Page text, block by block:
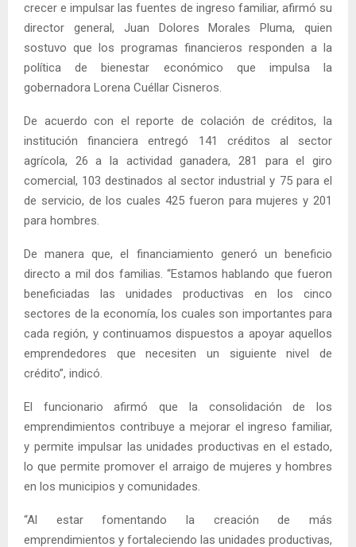
crecer e impulsar las fuentes de ingreso familiar, afirmó su
director general, Juan Dolores Morales Pluma, quien
sostuvo que los programas financieros responden a la
política de bienestar económico que impulsa la
gobernadora Lorena Cuéllar Cisneros.
De acuerdo con el reporte de colación de créditos, la
institución financiera entregó 141 créditos al sector
agrícola, 26 a la actividad ganadera, 281 para el giro
comercial, 103 destinados al sector industrial y 75 para el
de servicio, de los cuales 425 fueron para mujeres y 201
para hombres.
De manera que, el financiamiento generó un beneficio
directo a mil dos familias. “Estamos hablando que fueron
beneficiadas las unidades productivas en los cinco
sectores de la economía, los cuales son importantes para
cada región, y continuamos dispuestos a apoyar aquellos
emprendedores que necesiten un siguiente nivel de
crédito”, indicó.
El funcionario afirmó que la consolidación de los
emprendimientos contribuye a mejorar el ingreso familiar,
y permite impulsar las unidades productivas en el estado,
lo que permite promover el arraigo de mujeres y hombres
en los municipios y comunidades.
“Al estar fomentando la creación de más
emprendimientos y fortaleciendo las unidades productivas,